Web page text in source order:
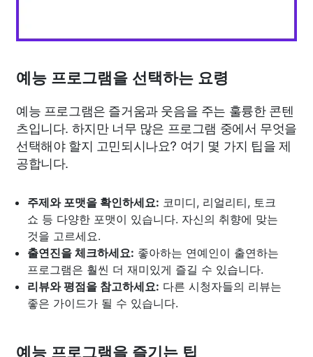
예능 프로그램을 선택하는 요령
예능 프로그램은 즐거움과 웃음을 주는 훌륭한 콘텐
츠입니다. 하지만 너무 많은 프로그램 중에서 무엇을
선택해야 할지 고민되시나요? 여기 몇 가지 팁을 제
공합니다.
주제와 포맷을 확인하세요: 코미디, 리얼리티, 토크
쇼 등 다양한 포맷이 있습니다. 자신의 취향에 맞는
것을 고르세요.
출연진을 체크하세요: 좋아하는 연예인이 출연하는
프로그램은 훨씬 더 재미있게 즐길 수 있습니다.
리뷰와 평점을 참고하세요: 다른 시청자들의 리뷰는
좋은 가이드가 될 수 있습니다.
예능 프로그램을 즐기는 팁